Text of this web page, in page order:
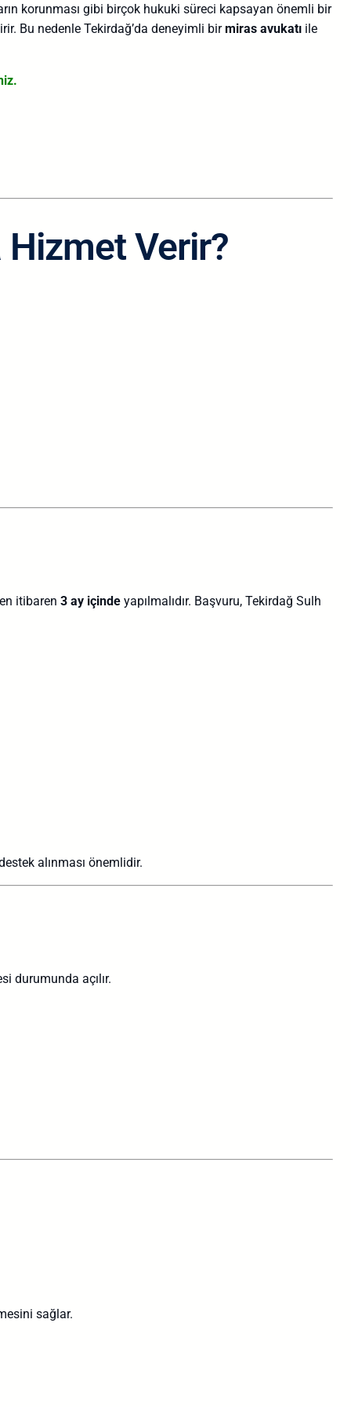
korunması gibi birçok hukuki süreci kapsayan önemli bir
Bu nedenle Tekirdağ’da deneyimli birmiras avukatı ile
Hizmet Verir?
itibaren 3 ay içinde yapılmalıdır. Başvuru, Tekirdağ Sulh
alınması önemlidir.
durumunda açılır.
sağlar.